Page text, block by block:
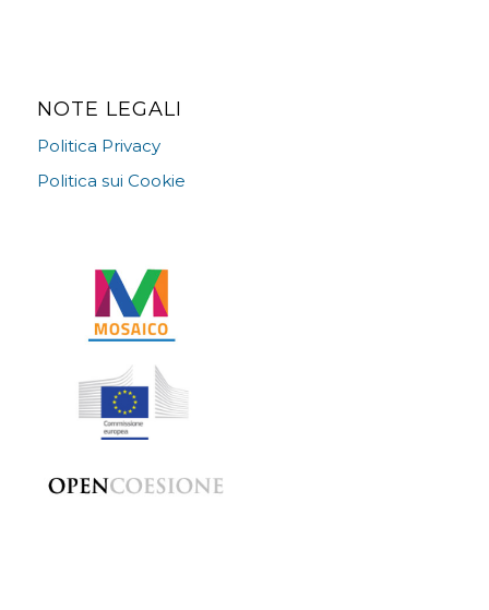
NOTE LEGALI
Politica Privacy
Politica sui Cookie